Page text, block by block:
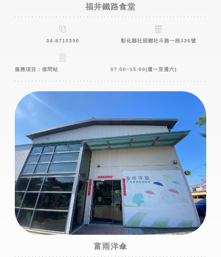
福井鐵路食堂
04-8710350 彰化縣社頭鄉社斗路一段336號
服務項目：借問站 07:00~15:00(週一至週六)
富雨洋傘